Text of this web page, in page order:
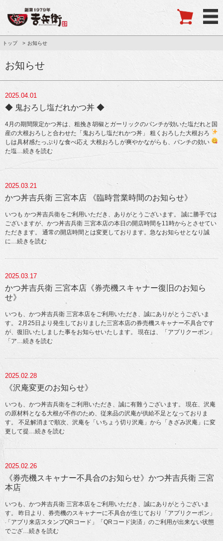
トップ お知らせ
お知らせ
2025.04.01
◆ 鬼おろし塩だれかつ丼 ◆
4月の期間限定かつ丼は、粗挽き胡椒とガーリックのパンチが効いた塩だれと国
産の大根おろしと合わせた「鬼おろし塩だれかつ丼」
粗くおろした大根おろ
しは具材感たっぷりな食べ応え 大根おろしが爽やかながらも、パンチの効い
た塩…続きを読む
2025.03.21
かつ丼吉兵衛 三宮本店 《臨時営業時間のお知らせ》
いつも かつ丼吉兵衛をご利用いただき、ありがとうございます。 誠に勝手では
ございますが、かつ丼吉兵衛 三宮本店の本日の開店時間を11時からとさせてい
ただきます。 通常の開店時間とは変更しております。急なお知らせとなり誠
に…続きを読む
2025.03.17
かつ丼吉兵衛 三宮本店《券売機スキャナー復旧のお知ら
せ》
いつも、かつ丼吉兵衛 三宮本店をご利用いただき、誠にありがとうございま
す。 2月25日より発生しておりました三宮本店の券売機スキャナー不具合です
が、復旧いたしました事をお知らせいたします。 現在は、「アプリクーポン」
「ア…続きを読む
2025.02.28
《沢庵変更のお知らせ》
いつも、かつ丼吉兵衛をご利用いただき、誠に有難うございます。 現在、沢庵
の原材料となる大根が不作のため、従来品の沢庵が供給不足となっておりま
す。 不足解消まで順次、沢庵を「いちょう切り沢庵」から「きざみ沢庵」に変
更して提…続きを読む
2025.02.26
《券売機スキャナー不具合のお知らせ》かつ丼吉兵衛 三宮
本店
いつも、かつ丼吉兵衛 三宮本店をご利用いただき、誠にありがとうございま
す。 昨日より、券売機のスキャナーに不具合が生じており「アプリクーポン」
「アプリ来店スタンプQRコード」「QRコード決済」のご利用が出来ない状態
でござ…続きを読む